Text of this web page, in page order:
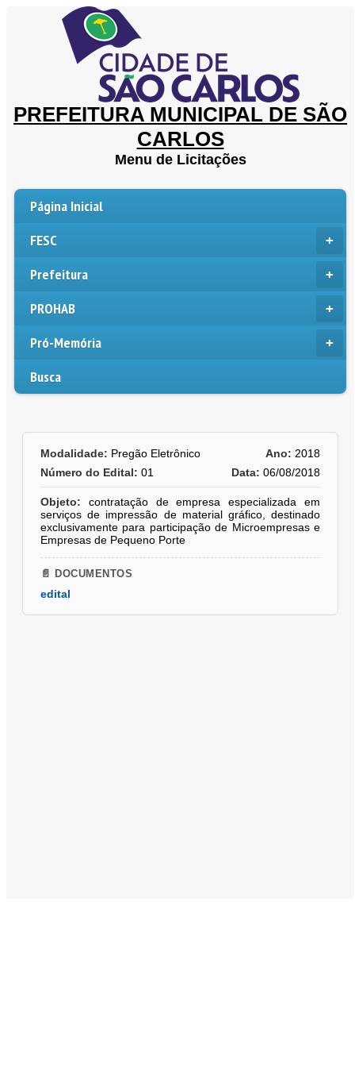
PREFEITURA MUNICIPAL DE SÃO
CARLOS
Menu de Licitações
Página Inicial
FESC
Prefeitura
PROHAB
Pró-Memória
Busca
Modalidade: Pregão Eletrônico Ano: 2018
Número do Edital: 01 Data: 06/08/2018
Objeto: contratação de empresa especializada em
serviços de impressão de material gráfico, destinado
exclusivamente para participação de Microempresas e
Empresas de Pequeno Porte
📄 DOCUMENTOS
edital